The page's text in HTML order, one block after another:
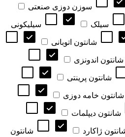
سوزن دوزی صنعتی
سیلک سیلیکونی
شانتون اتوبانی
شانتون اندونزی
شانتون پرینتی
شانتون خامه دوزی
شانتون دیپلمات
ژاکارد شانتون